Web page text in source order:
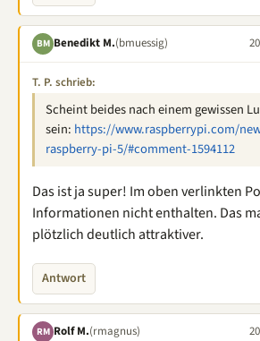
BM Benedikt M.(bmuessig)
T. P. schrieb:
Scheint beides nach einem gewissen
sein: https://www.raspberrypi.com/
raspberry-pi-5/#comment-1594112
Das ist ja super! Im oben verlinkten
Informationen nicht enthalten. Das
plötzlich deutlich attraktiver.
Antwort
RM Rolf M.(rmagnus)